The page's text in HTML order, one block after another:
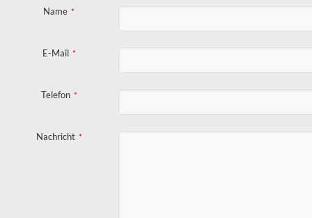
Name *
E-Mail *
Telefon *
Nachricht *